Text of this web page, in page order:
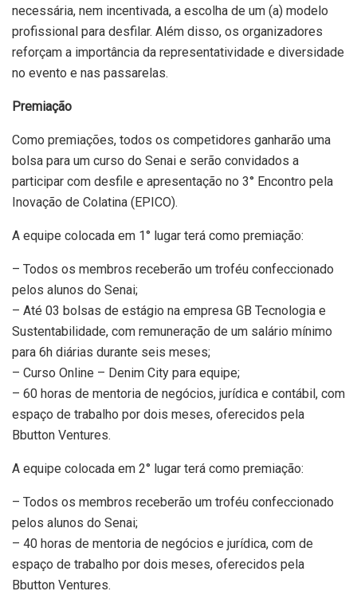
necessária, nem incentivada, a escolha de um (a) modelo
profissional para desfilar. Além disso, os organizadores
reforçam a importância da representatividade e diversidade
no evento e nas passarelas.
Premiação
Como premiações, todos os competidores ganharão uma
bolsa para um curso do Senai e serão convidados a
participar com desfile e apresentação no 3° Encontro pela
Inovação de Colatina (EPICO).
A equipe colocada em 1° lugar terá como premiação:
– Todos os membros receberão um troféu confeccionado
pelos alunos do Senai;
– Até 03 bolsas de estágio na empresa GB Tecnologia e
Sustentabilidade, com remuneração de um salário mínimo
para 6h diárias durante seis meses;
– Curso Online – Denim City para equipe;
– 60 horas de mentoria de negócios, jurídica e contábil, com
espaço de trabalho por dois meses, oferecidos pela
Bbutton Ventures.
A equipe colocada em 2° lugar terá como premiação:
– Todos os membros receberão um troféu confeccionado
pelos alunos do Senai;
– 40 horas de mentoria de negócios e jurídica, com de
espaço de trabalho por dois meses, oferecidos pela
Bbutton Ventures.